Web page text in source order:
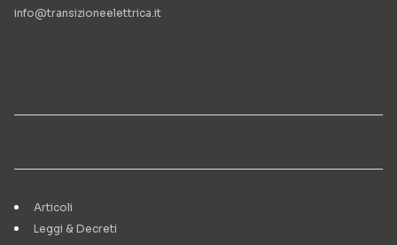
info@transizioneelettrica.it
Articoli
Leggi & Decreti